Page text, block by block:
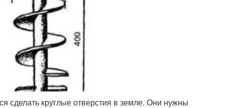
сделать круглые отверстия в земле. Они нужны